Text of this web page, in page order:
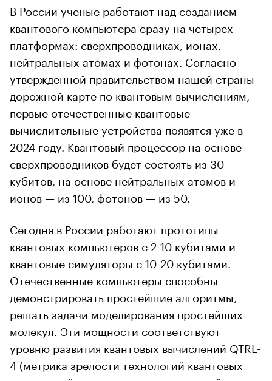
В России ученые работают над созданием
квантового компьютера сразу на четырех
платформах: сверхпроводниках, ионах,
нейтральных атомах и фотонах. Согласно
утвержденной правительством нашей страны
дорожной карте по квантовым вычислениям,
первые отечественные квантовые
вычислительные устройства появятся уже в
2024 году. Квантовый процессор на основе
сверхпроводников будет состоять из 30
кубитов, на основе нейтральных атомов и
ионов — из 100, фотонов — из 50.
Сегодня в России работают прототипы
квантовых компьютеров с 2-10 кубитами и
квантовые симуляторы с 10-20 кубитами.
Отечественные компьютеры способны
демонстрировать простейшие алгоритмы,
решать задачи моделирования простейших
молекул. Эти мощности соответствуют
уровню развития квантовых вычислений QTRL-
4 (метрика зрелости технологий квантовых